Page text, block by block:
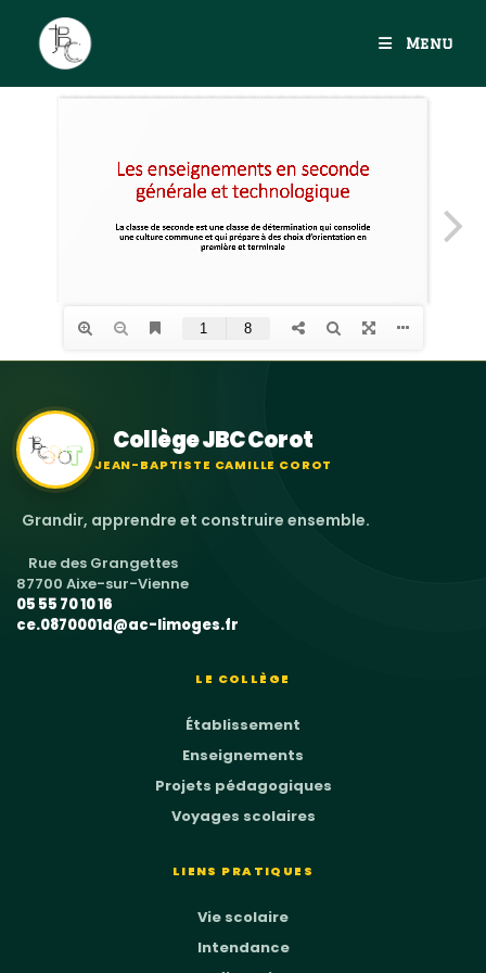
Menu
Collège JBC Corot
JEAN-BAPTISTE CAMILLE COROT
Grandir, apprendre et construire ensemble.
Rue des Grangettes
87700 Aixe-sur-Vienne
05 55 70 10 16
ce.0870001d@ac-limoges.fr
LE COLLÈGE
Établissement
Enseignements
Projets pédagogiques
Voyages scolaires
LIENS PRATIQUES
Vie scolaire
Intendance